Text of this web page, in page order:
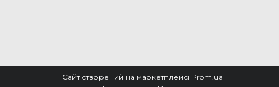
Сайт створений на маркетплейсі Prom.ua